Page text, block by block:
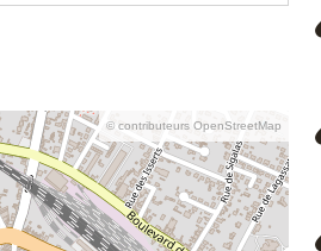
© contributeurs OpenStreetMap